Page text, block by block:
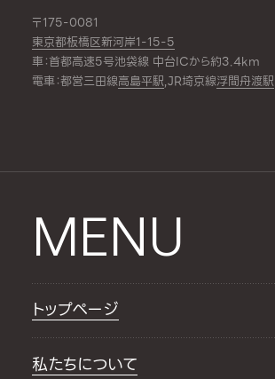
〒175-0081
東京都板橋区新河岸1-15-5
車：首都高速5号池袋線 中台ICから約3.4km
電車：都営三田線高島平駅,JR埼京線浮間舟渡駅
MENU
トップページ
私たちについて